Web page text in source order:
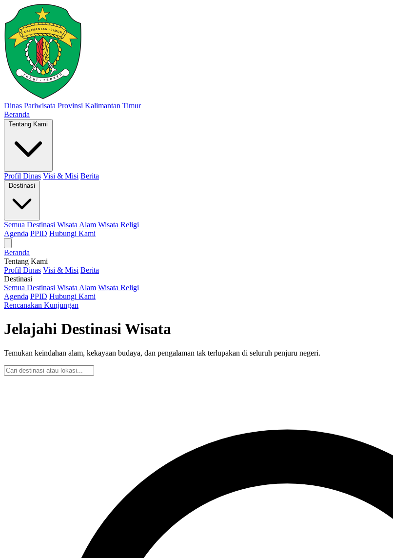
Dinas Pariwisata Provinsi Kalimantan Timur
Beranda
Tentang Kami
Profil Dinas Visi & Misi Berita
Destinasi
Semua Destinasi Wisata Alam Wisata Religi
Agenda PPID Hubungi Kami
Beranda
Tentang Kami
Profil Dinas Visi & Misi Berita
Destinasi
Semua Destinasi Wisata Alam Wisata Religi
Agenda PPID Hubungi Kami
Rencanakan Kunjungan
Jelajahi Destinasi Wisata
Temukan keindahan alam, kekayaan budaya, dan pengalaman tak terlupakan di seluruh penjuru negeri.